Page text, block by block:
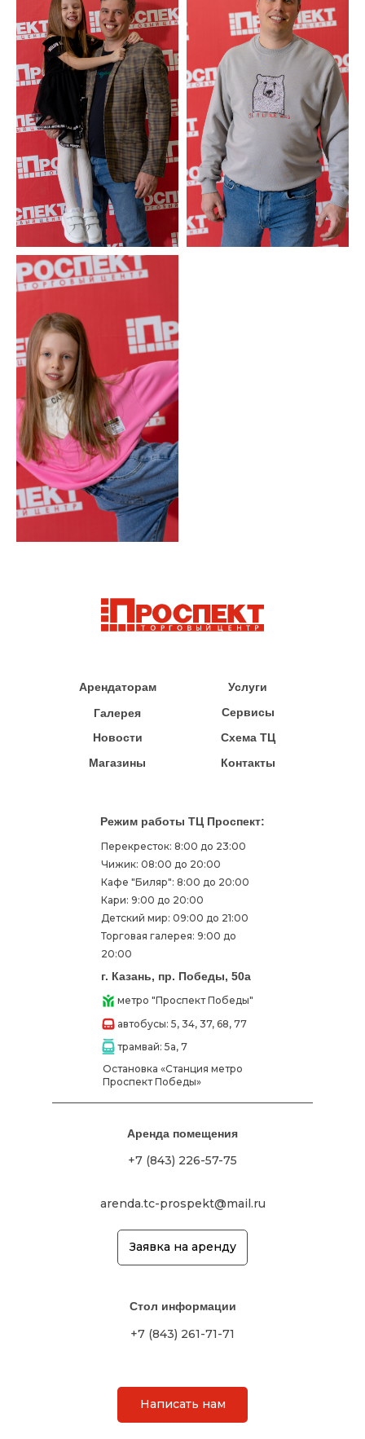
Арендаторам
Магазины
Услуги
Сервисы
Схема ТЦ
Новости
Галерея
Контакты
Режим работы ТЦ Проспект:
г. Казань, пр. Победы, 50а
метро "Проспект Победы"
Аренда помещения
Стол информации
Перекресток: 8:00 до 23:00
Чижик: 08:00 до 20:00
Кафе "Биляр": 8:00 до 20:00
Кари: 9:00 до 20:00
Детский мир: 09:00 до 21:00
Торговая галерея: 9:00 до
20:00
+7 (843) 226-57-75
автобусы: 5, 34, 37, 68, 77
arenda.tc-prospekt@mail.ru
+7 (843) 261-71-71
Заявка на аренду
Написать нам
трамвай: 5а, 7
Остановка «Станция метро
Проспект Победы»